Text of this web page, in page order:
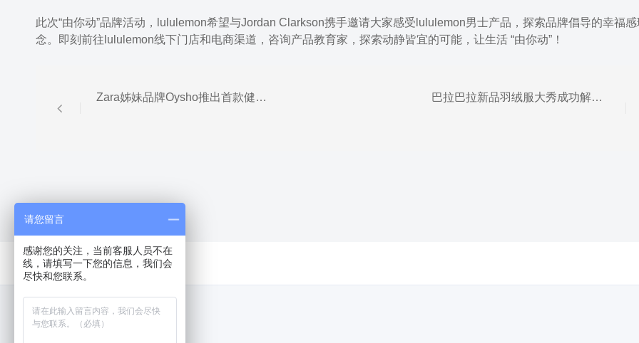
此次“由你动”品牌活动，lululemon希望与Jordan Clarkson携手邀请大家感受lululemon男士产品，探索品牌倡导的幸福感
念。即刻前往lululemon线下门店和电商渠道，咨询产品教育家，探索动静皆宜的可能，让生活 “由你动”！
Zara姊妹品牌Oysho推出首款健身应用 巴拉巴拉新品羽绒服大秀成功解锁潮酷趋势的时尚先锋
请您留言
感谢您的关注，当前客服人员不在
线，请填写一下您的信息，我们会
尽快和您联系。